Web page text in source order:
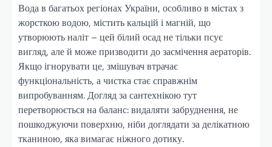
Вода в багатьох регіонах України, особливо в містах з
жорсткою водою, містить кальцій і магній, що
утворюють наліт – цей білий осад не тільки псує
вигляд, але й може призводити до засмічення аераторів.
Якщо ігнорувати це, змішувач втрачає
функціональність, а чистка стає справжнім
випробуванням. Догляд за сантехнікою тут
перетворюється на баланс: видаляти забруднення, не
пошкоджуючи поверхню, ніби доглядати за делікатною
тканиною, яка вимагає ніжного дотику.